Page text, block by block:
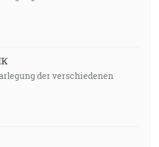
der verschiedenen